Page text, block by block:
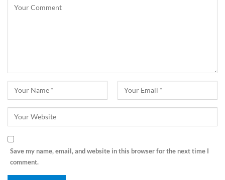
Save my name, email, and website in this browser for the next time I
comment.